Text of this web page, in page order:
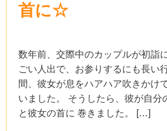
首に☆
数年前、交際中のカップルが初詣
ごい人出で、お参りするにも長い
間、彼女が息をハアハア吹きかけ
いました。 そうしたら、彼が自分
と彼女の首に 巻きました。 […]